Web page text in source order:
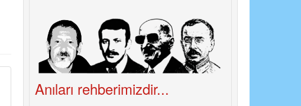
Anıları rehberimizdir...